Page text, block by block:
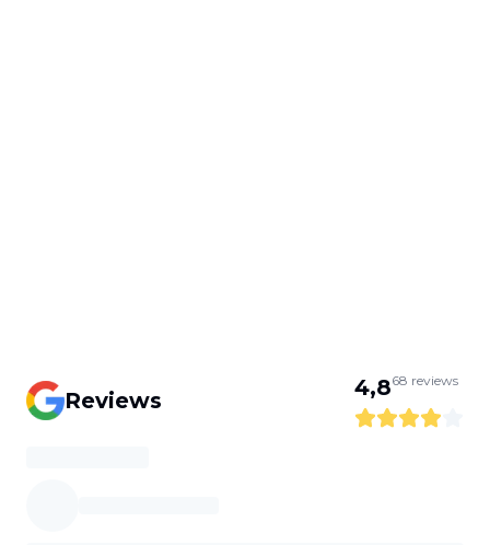
Reviews 4,868 reviews